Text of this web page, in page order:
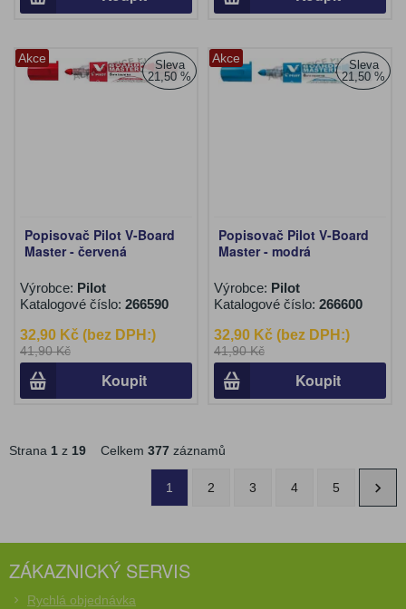
Akce
Sleva
21,50 %
Popisovač Pilot V-Board
Master - červená
Výrobce: Pilot
Katalogové číslo: 266590
32,90 Kč (bez DPH:)
41,90 Kč
Koupit
Akce
Sleva
21,50 %
Popisovač Pilot V-Board
Master - modrá
Výrobce: Pilot
Katalogové číslo: 266600
32,90 Kč (bez DPH:)
41,90 Kč
Koupit
Strana 1 z 19 Celkem 377 záznamů
1 2 3 4 5
ZÁKAZNICKÝ SERVIS
Rychlá objednávka